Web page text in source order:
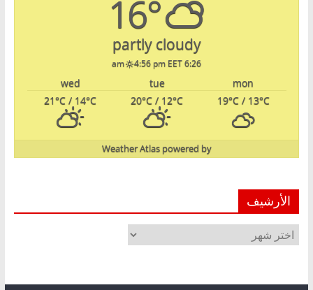
16°
partly cloudy
6:26 am
4:56 pm EET
mon
tue
wed
19°C/ 13°C
20°C / 12°C
21°C / 14°C
powered by
Weather Atlas
الأرشيف
الأرشيف